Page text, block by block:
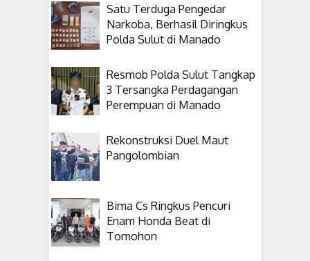
Satu Terduga Pengedar
Narkoba, Berhasil Diringkus
Polda Sulut di Manado
Resmob Polda Sulut Tangkap
3 Tersangka Perdagangan
Perempuan di Manado
Rekonstruksi Duel Maut
Pangolombian
Bima Cs Ringkus Pencuri
Enam Honda Beat di
Tomohon